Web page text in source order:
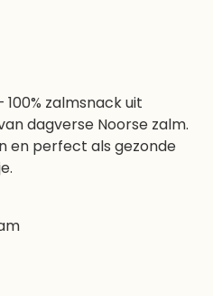
100% zalmsnack uit
dagverse Noorse zalm.
en perfect als gezonde